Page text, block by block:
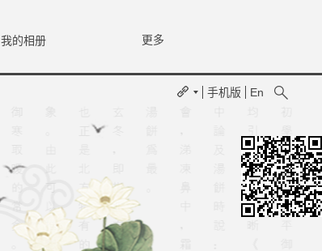
我的相册 更多
手机版 En